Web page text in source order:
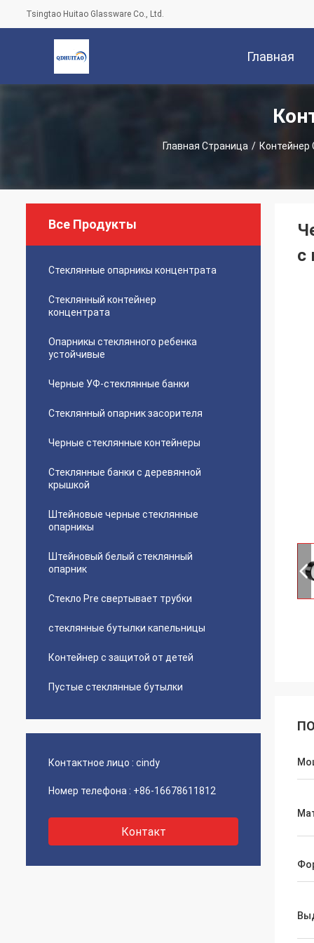
Tsingtao Huitao Glassware Co., Ltd.
Главная
Страница
Главная Страница /
Все Продукты
Стеклянные опарникы концентрата
Стеклянный контейнер
концентрата
Опарникы стеклянного ребенка
устойчивые
Черные УФ-стеклянные банки
Стеклянный опарник засорителя
Черные стеклянные контейнеры
Стеклянные банки с деревянной
крышкой
Штейновые черные стеклянные
опарникы
Штейновый белый стеклянный
опарник
Стекло Pre свертывает трубки
стеклянные бутылки капельницы
Контейнер с защитой от детей
Пустые стеклянные бутылки
Контактное лицо : cindy
Номер телефона : +86-16678611812
Контакт
с